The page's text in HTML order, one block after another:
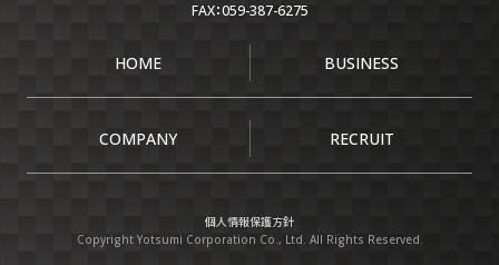
FAX：059-387-6275
HOME BUSINESS
COMPANY RECRUIT
個人情報保護方針
Copyright Yotsumi Corporation Co., Ltd. All Rights Reserved.